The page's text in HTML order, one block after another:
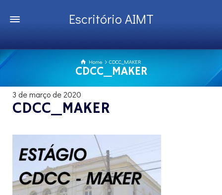
Escritório AIMT
Home CDCC_MAKER
CDCC_MAKER
3 de março de 2020
CDCC_MAKER